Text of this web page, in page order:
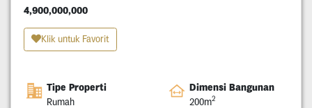
4,900,000,000
Klik untuk Favorit
Tipe Properti
Rumah
Dimensi Bangunan
200m2